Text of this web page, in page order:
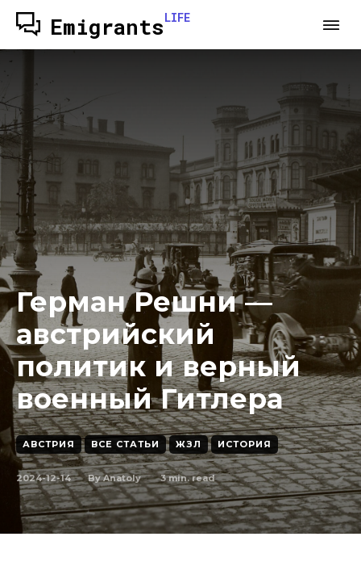
EmigrantsLIFE
Герман Решни —
австрийский
политик и верный
военный Гитлера
АВСТРИЯ ВСЕ СТАТЬИ ЖЗЛ ИСТОРИЯ
2024-12-14 By Anatoly 3min. read